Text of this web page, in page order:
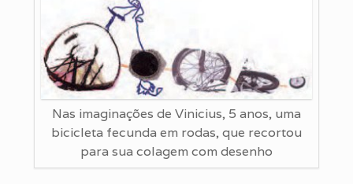
Nas imaginações de Vinicius, 5 anos, uma
bicicleta fecunda em rodas, que recortou
para sua colagem com desenho